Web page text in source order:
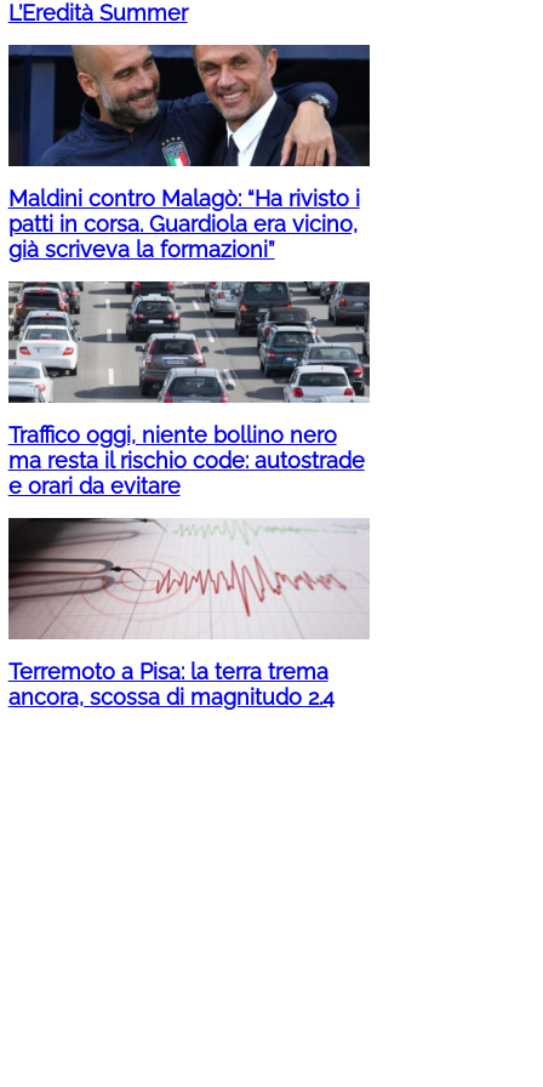
L’Eredità Summer
Maldini contro Malagò: “Ha rivisto i
patti in corsa. Guardiola era vicino,
già scriveva la formazioni”
Traffico oggi, niente bollino nero
ma resta il rischio code: autostrade
e orari da evitare
Terremoto a Pisa: la terra trema
ancora, scossa di magnitudo 2.4